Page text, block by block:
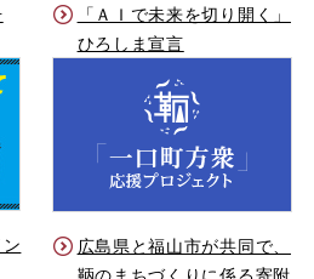
「ＡＩで未来を切り開く」
ひろしま宣言
広島県と福山市が共同で、